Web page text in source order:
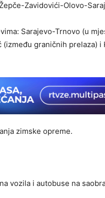
Zavidovići-Olovo-
Sarajevo-Trnovo (u
graničnih prelaza) i
zimske opreme.
vozila i autobuse na